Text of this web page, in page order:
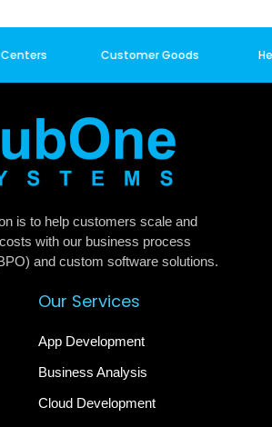
Customer Goods
is to help customers scale and
with our business process
and custom software solutions.
Our Services
App Development
Business Analysis
Cloud Development